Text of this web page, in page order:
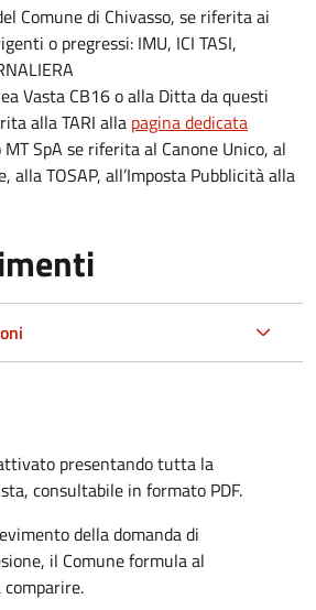
Comune di Chivasso, se riferita ai
o pregressi: IMU, ICI TASI,
Vasta CB16 o alla Ditta da questi
alla TARI alla pagina dedicata
SpA se riferita al Canone Unico, al
alla TOSAP, all’Imposta Pubblicità alla
presentando tutta la
consultabile in formato PDF.
della domanda di
il Comune formula al